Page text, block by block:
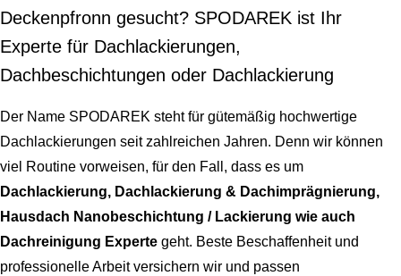
Deckenpfronn gesucht? SPODAREK ist Ihr
Experte für Dachlackierungen,
Dachbeschichtungen oder Dachlackierung
Der Name SPODAREK steht für gütemäßig hochwertige
Dachlackierungen seit zahlreichen Jahren. Denn wir können
viel Routine vorweisen, für den Fall, dass es um
Dachlackierung, Dachlackierung & Dachimprägnierung,
Hausdach Nanobeschichtung / Lackierung wie auch
Dachreinigung Experte geht. Beste Beschaffenheit und
professionelle Arbeit versichern wir und passen